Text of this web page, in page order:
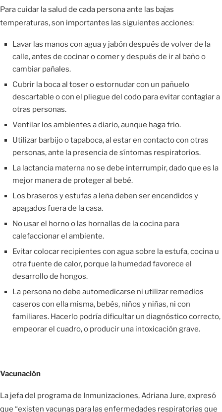
Para cuidar la salud de cada persona ante las bajas
temperaturas, son importantes las siguientes acciones:
Lavar las manos con agua y jabón después de volver de la
calle, antes de cocinar o comer y después de ir al baño o
cambiar pañales.
Cubrir la boca al toser o estornudar con un pañuelo
descartable o con el pliegue del codo para evitar contagiar a
otras personas.
Ventilar los ambientes a diario, aunque haga frio.
Utilizar barbijo o tapaboca, al estar en contacto con otras
personas, ante la presencia de síntomas respiratorios.
La lactancia materna no se debe interrumpir, dado que es la
mejor manera de proteger al bebé.
Los braseros y estufas a leña deben ser encendidos y
apagados fuera de la casa.
No usar el horno o las hornallas de la cocina para
calefaccionar el ambiente.
Evitar colocar recipientes con agua sobre la estufa, cocina u
otra fuente de calor, porque la humedad favorece el
desarrollo de hongos.
La persona no debe automedicarse ni utilizar remedios
caseros con ella misma, bebés, niños y niñas, ni con
familiares. Hacerlo podría dificultar un diagnóstico correcto,
empeorar el cuadro, o producir una intoxicación grave.
Vacunación
La jefa del programa de Inmunizaciones, Adriana Jure, expresó
que “existen vacunas para las enfermedades respiratorias que